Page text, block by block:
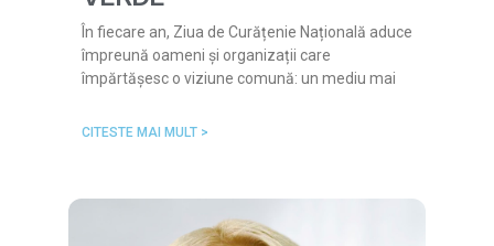
În fiecare an, Ziua de Curățenie Națională aduce
împreună oameni și organizații care
împărtășesc o viziune comună: un mediu mai
CITESTE MAI MULT >